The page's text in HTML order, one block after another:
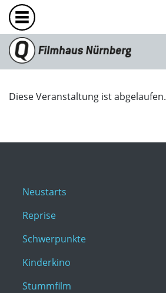
Diese Veranstaltung ist abgelaufen.
Neustarts
Reprise
Schwerpunkte
Kinderkino
Stummfilm